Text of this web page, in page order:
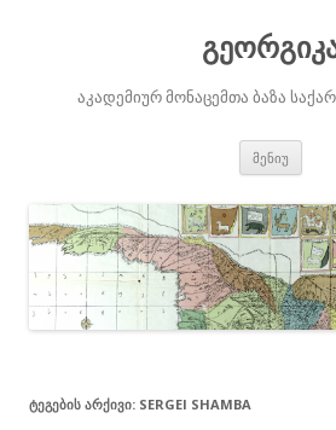
აკადემიურ მონაცემთა ბაზა
მენიუ
ᲢᲔᲒᲔᲑᲘᲡ ᲐᲠᲥᲘᲕᲘ: SERGEI SHAMBA